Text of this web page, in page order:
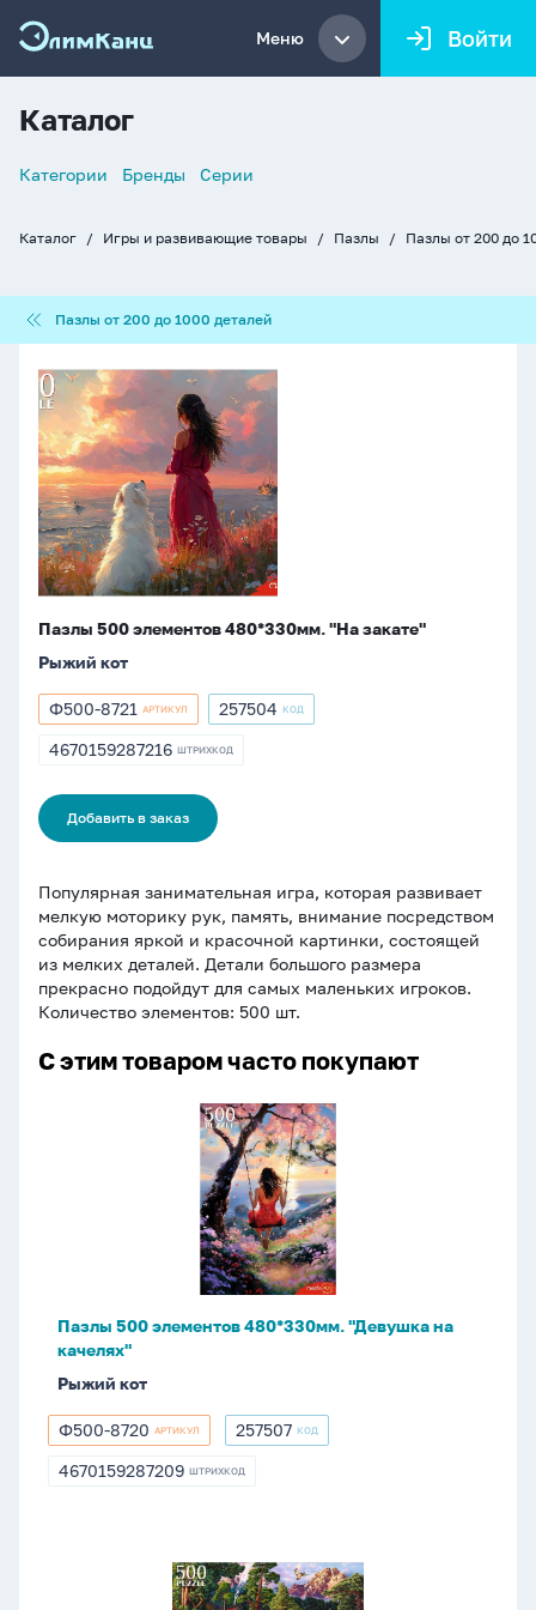
Меню Войти
Каталог
Список
Категории Бренды Серии
Каталог Игры и развивающие товары Пазлы Пазлы от 200 до
от
200
до
1000
деталей
Пазлы от 200 до 1000 деталей
Пазлы
500
элементов
480*330мм.
"На
закате"
Пазлы 500 элементов 480*330мм. "На закате"
Рыжий кот
Артикул
Ф500-
Ф500-8721 АРТИКУЛ
Артикул
257504
257504 КОД
ШТРИХКОД
4670159287216 ШТРИХКОД
Добавить в заказ
Популярная занимательная игра, которая развивает
мелкую моторику рук, память, внимание посредством
собирания яркой и красочной картинки, состоящей
из мелких деталей. Детали большого размера
прекрасно подойдут для самых маленьких игроков.
Количество элементов: 500 шт.
С этим товаром часто покупают
Пазлы 500 элементов 480*330мм. "Девушка на
качелях"
Рыжий кот
Ф500-
8720
Ф500-8720 АРТИКУЛ 257507
257507 КОД
4670159287209
4670159287209 ШТРИХКОД